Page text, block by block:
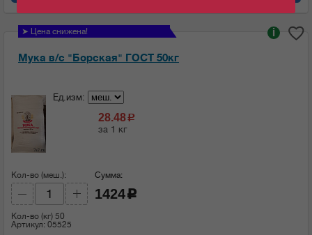
➤ Цена снижена!
Мука в/с "Борская" ГОСТ 50кг
i
Ед.изм:
28.48c
за 1 кг
Кол-во (меш.):
Кол-во (кг) 50
Артикул: 05525
Сумма:
1424 c